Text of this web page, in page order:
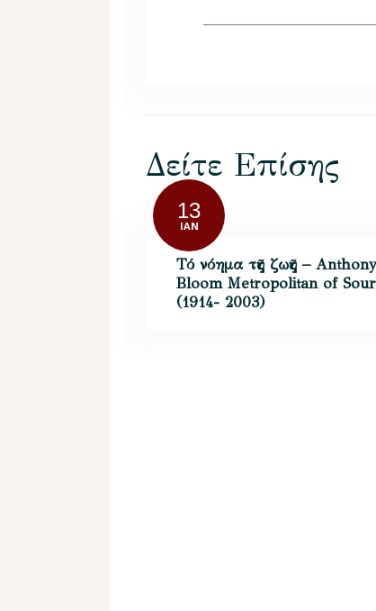
Δείτε Επίσης
13
ΙΑΝ
Τό νόημα τῆς ζωῆς – Anthony
Bloom Metropolitan of
(1914- 2003)